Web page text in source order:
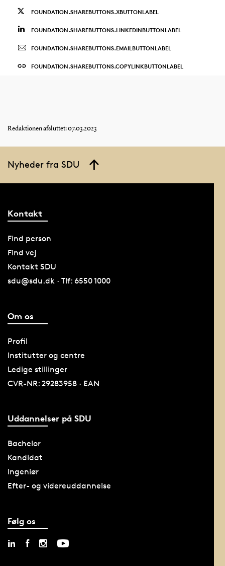
FOUNDATION.SHAREBUTTONS.XBUTTONLABEL
FOUNDATION.SHAREBUTTONS.LINKEDINBUTTONLABEL
FOUNDATION.SHAREBUTTONS.EMAILBUTTONLABEL
FOUNDATION.SHAREBUTTONS.COPYLINKBUTTONLABEL
Redaktionen afsluttet: 07.03.2023
Nyheder fra SDU
Kontakt
Find person
Find vej
Kontakt SDU
sdu@sdu.dk · Tlf: 6550 1000
Om os
Profil
Institutter og centre
Ledige stillinger
CVR-NR: 29283958 · EAN
Uddannelser på SDU
Bachelor
Kandidat
Ingeniør
Efter- og videreuddannelse
Følg os